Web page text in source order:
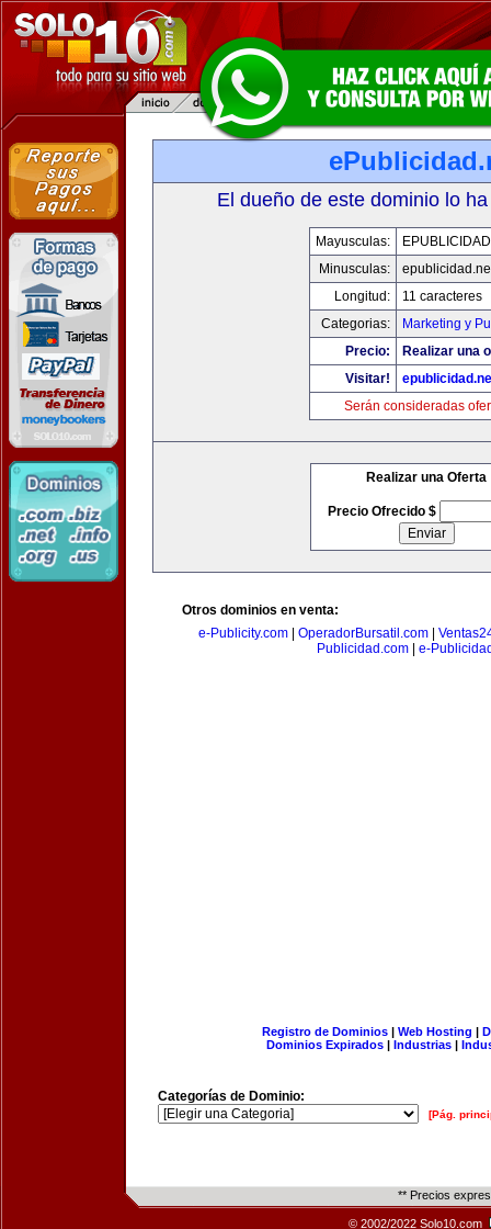
El dueño de este dominio lo
Mayusculas:
Minusculas:
Longitud:
11 caracteres
Categorias:
Marketing y
Precio:
Realizar una
Visitar!
Serán consideradas
Realizar una Oferta
Precio Ofrecido $
Otros dominios en venta:
e-Publicity.com| OperadorBursatil.com|
Publicidad.com| e-
Registro de Dominios| Web Hosting |
Dominios Expirados | Industrias |
Categorías de Dominio:
[Pág.
** Precios
© 2002/2022 Solo10.com